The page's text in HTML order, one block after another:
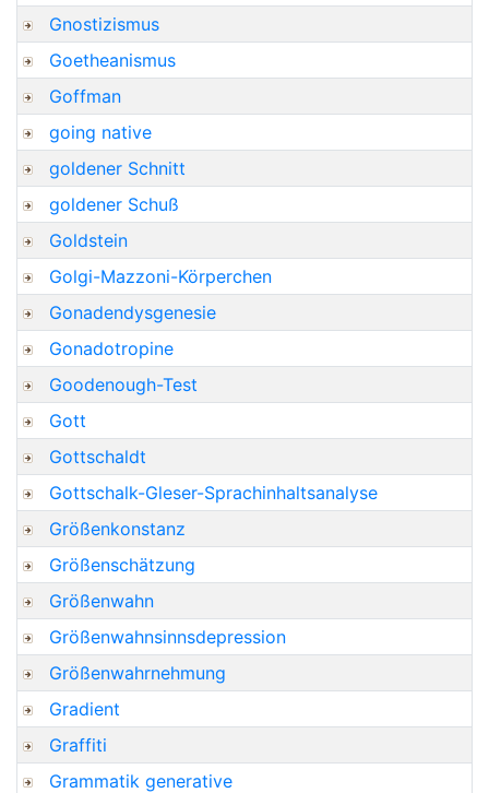
Gnostizismus
Goetheanismus
Goffman
going native
goldener Schnitt
goldener Schuß
Goldstein
Golgi-Mazzoni-Körperchen
Gonadendysgenesie
Gonadotropine
Goodenough-Test
Gott
Gottschaldt
Gottschalk-Gleser-Sprachinhaltsanalyse
Größenkonstanz
Größenschätzung
Größenwahn
Größenwahnsinnsdepression
Größenwahrnehmung
Gradient
Graffiti
Grammatik generative